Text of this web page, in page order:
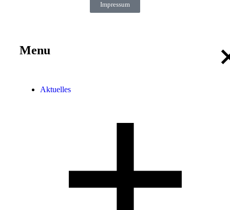
Impressum
Menu
Aktuelles